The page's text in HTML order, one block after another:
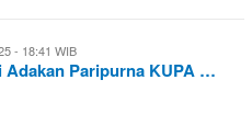
- 18:41 WIB
Adakan Paripurna KUPA …